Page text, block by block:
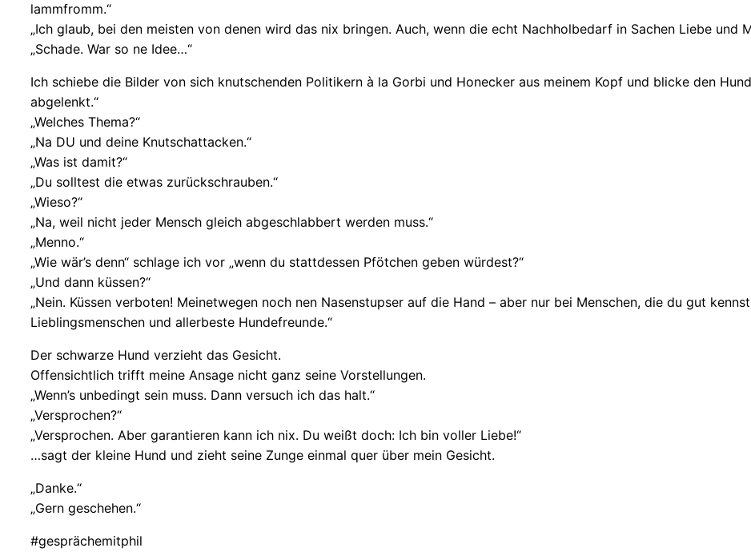
lammfromm.“
„Ich glaub, bei den meisten von denen wird das nix bringen. Auch, wenn die echt Nachholbedarf in Sachen Liebe und
„Schade. War so ne Idee…“
Ich schiebe die Bilder von sich knutschenden Politikern à la Gorbi und Honecker aus meinem Kopf und blicke den
abgelenkt.“
„Welches Thema?“
„Na DU und deine Knutschattacken.“
„Was ist damit?“
„Du solltest die etwas zurückschrauben.“
„Wieso?“
„Na, weil nicht jeder Mensch gleich abgeschlabbert werden muss.“
„Menno.“
„Wie wär’s denn“ schlage ich vor „wenn du stattdessen Pfötchen geben würdest?“
„Und dann küssen?“
„Nein. Küssen verboten! Meinetwegen noch nen Nasenstupser auf die Hand – aber nur bei Menschen, die du gut
Lieblingsmenschen und allerbeste Hundefreunde.“
Der schwarze Hund verzieht das Gesicht.
Offensichtlich trifft meine Ansage nicht ganz seine Vorstellungen.
„Wenn’s unbedingt sein muss. Dann versuch ich das halt.“
„Versprochen?“
„Versprochen. Aber garantieren kann ich nix. Du weißt doch: Ich bin voller Liebe!“
…sagt der kleine Hund und zieht seine Zunge einmal quer über mein Gesicht.
„Danke.“
„Gern geschehen.“
#gesprächemitphil